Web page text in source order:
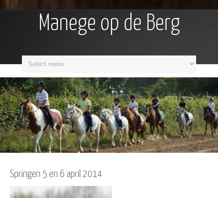
Manege op de Berg
Springen 5 en 6 april 2014